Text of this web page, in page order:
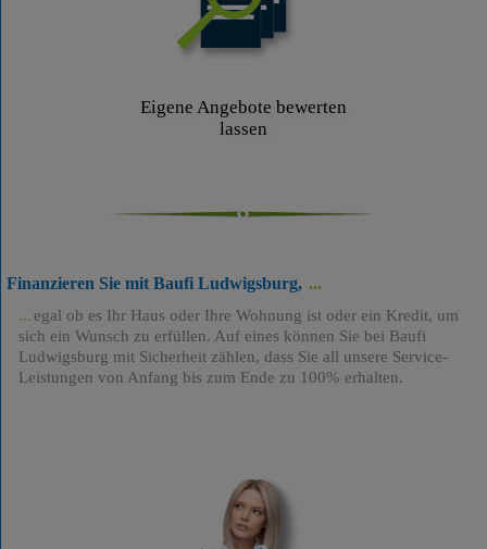
Eigene Angebote bewerten
lassen
Finanzieren Sie mit Baufi Ludwigsburg,
egal ob es Ihr Haus oder Ihre Wohnung ist oder ein Kredit, um
sich ein Wunsch zu erfüllen. Auf eines können Sie bei Baufi
Ludwigsburg mit Sicherheit zählen, dass Sie all unsere Service-
Leistungen von Anfang bis zum Ende zu 100% erhalten.